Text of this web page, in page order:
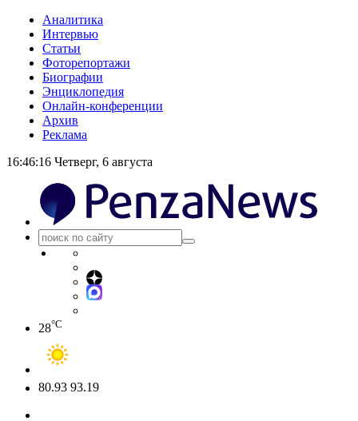
Аналитика
Интервью
Статьи
Фоторепортажи
Биографии
Энциклопедия
Онлайн-конференции
Архив
Реклама
16:46:16 Четверг, 6 августа
28°C
80.93 93.19